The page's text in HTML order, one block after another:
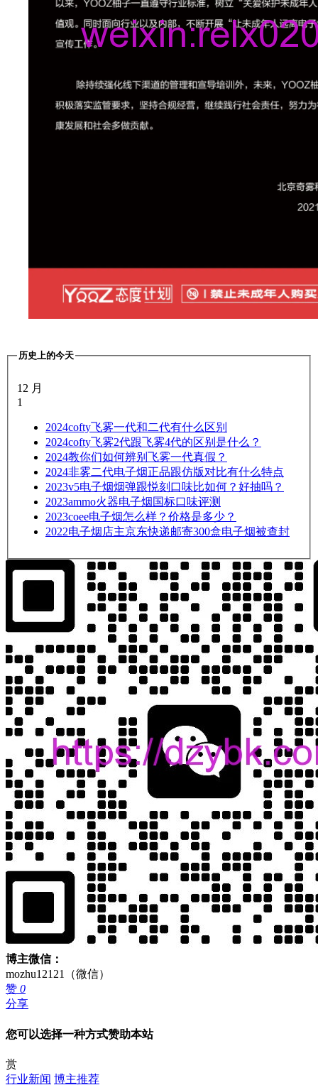
历史上的今天
12 月
1
2024cofty飞雾一代和二代有什么区别
2024cofty飞雾2代跟飞雾4代的区别是什么？
2024教你们如何辨别飞雾一代真假？
2024非雾二代电子烟正品跟仿版对比有什么特点
2023v5电子烟烟弹跟悦刻口味比如何？好抽吗？
2023ammo火器电子烟国标口味评测
2023coee电子烟怎么样？价格是多少？
2022电子烟店主京东快递邮寄300盒电子烟被查封
博主微信：
mozhu12121（微信）
赞 0
分享
您可以选择一种方式赞助本站
赏
行业新闻 博主推荐